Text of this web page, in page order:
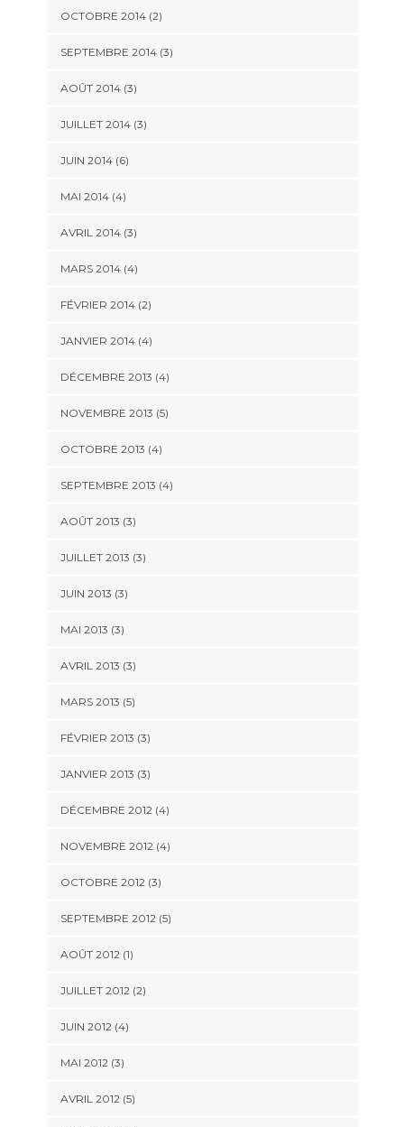
OCTOBRE 2014(2)
SEPTEMBRE 2014(3)
AOÛT 2014(3)
JUILLET 2014(3)
JUIN 2014(6)
MAI 2014(4)
AVRIL 2014(3)
MARS 2014(4)
FÉVRIER 2014(2)
JANVIER 2014(4)
DÉCEMBRE 2013 (4)
NOVEMBRE 2013 (5)
OCTOBRE 2013 (4)
SEPTEMBRE 2013 (4)
AOÛT 2013 (3)
JUILLET 2013 (3)
JUIN 2013 (3)
MAI 2013 (3)
AVRIL 2013 (3)
MARS 2013 (5)
FÉVRIER 2013 (3)
JANVIER 2013 (3)
DÉCEMBRE 2012(4)
NOVEMBRE 2012(4)
OCTOBRE 2012(3)
SEPTEMBRE 2012(5)
AOÛT 2012(1)
JUILLET 2012(2)
JUIN 2012(4)
MAI 2012(3)
AVRIL 2012(5)